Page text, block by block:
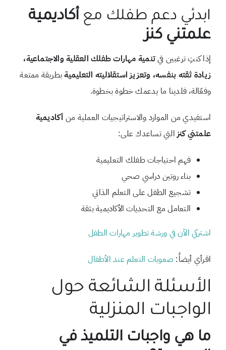
ابدئي دعم طفلك مع أكاديمية
علمتني كنز
إذا كنتِ ترغبين فيتنمية مهارات طفلك العقلية والاجتماعية،
زيادة ثقته بنفسه، وتعزيز استقلاليته التعليميةبطريقة ممتعة
وفعّالة، فلدينا ما يدعمك خطوة بخطوة.
استفيدي من الموارد والاستراتيجيات العملية من أكاديمية
علمتني كنزالتي تساعدك على:
فهم احتياجات طفلك التعليمية
بناء روتين دراسي صحي
تشجيع الطفل على التعلم الذاتي
التعامل مع التحديات الأكاديمية بثقة
اشتركي الآن في ورشة تطوير مهارات الطفل
اقرأي أيضاً: صعوبات التعلم عند الأطفال
الأسئلة الشائعة حول
الواجبات المنزلية
ما هي واجبات التلميذ في